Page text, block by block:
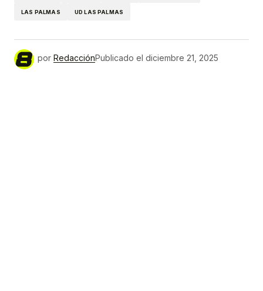
LAS PALMAS UD LAS PALMAS
por RedacciónPublicado el diciembre 21, 2025